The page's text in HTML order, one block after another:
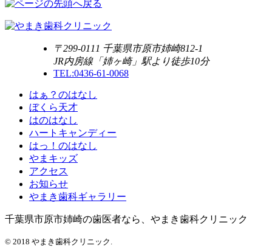
〒299-0111 千葉県市原市姉崎812-1
JR内房線「姉ヶ崎」駅より徒歩10分
TEL:0436-61-0068
はぁ？のはなし
ぼくら天才
はのはなし
ハートキャンディー
はっ！のはなし
やまキッズ
アクセス
お知らせ
やまき歯科ギャラリー
千葉県市原市姉崎の歯医者なら、やまき歯科クリニック
© 2018 やまき歯科クリニック.